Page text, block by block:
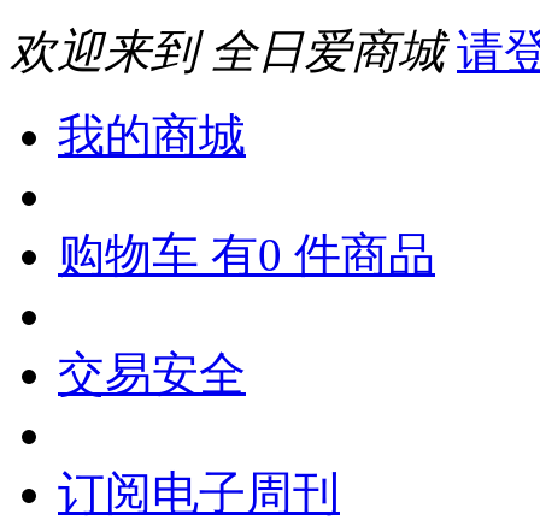
欢迎来到 全日爱商城 请
我的商城
购物车 有0 件商品
交易安全
订阅电子周刊